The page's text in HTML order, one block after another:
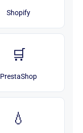
Shopify
🛒
PrestaShop
💧